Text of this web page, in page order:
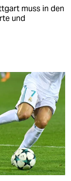
muss in den
und